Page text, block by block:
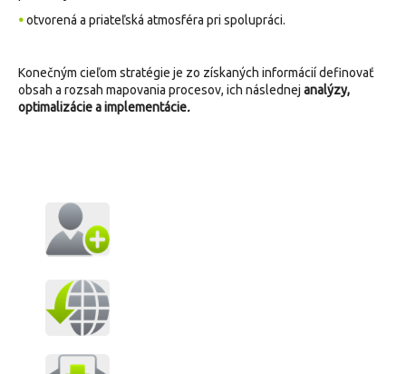
•otvorená a priateľská atmosféra pri spolupráci.
Konečným cieľom stratégie je zo získaných informácií definovať
obsah a rozsah mapovania procesov, ich následnej analýzy,
optimalizácie a implementácie.